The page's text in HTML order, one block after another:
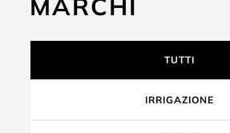
MARCHI
TUTTI
IRRIGAZIONE